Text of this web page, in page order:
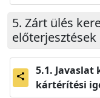
Zárt ülés
előterjesztések
share
Javaslat
kártérítési